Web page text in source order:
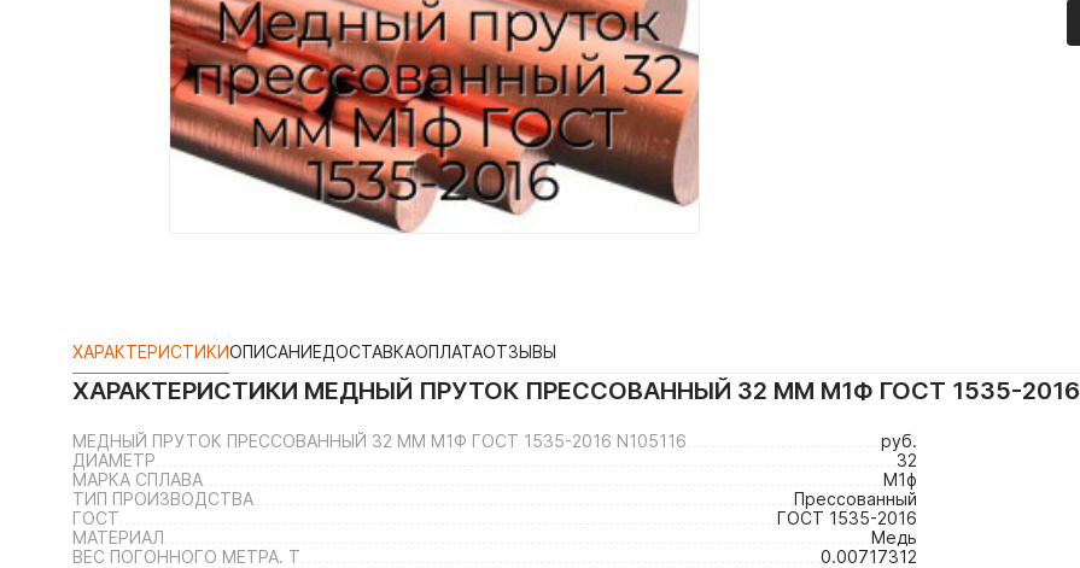
ХАРАКТЕРИСТИКИОПИСАНИЕДОСТАВКАОПЛАТАОТЗЫВЫ
ХАРАКТЕРИСТИКИ МЕДНЫЙ ПРУТОК ПРЕССОВАННЫЙ 32 ММ М1Ф ГОСТ 1535-2016
МЕДНЫЙ ПРУТОК ПРЕССОВАННЫЙ 32 ММ М1Ф ГОСТ 1535-2016 N105116
руб.
ДИАМЕТР
32
МАРКА СПЛАВА
М1ф
ТИП ПРОИЗВОДСТВА
Прессованный
ГОСТ
ГОСТ 1535-2016
МАТЕРИАЛ
Медь
ВЕС ПОГОННОГО МЕТРА. Т
0.00717312